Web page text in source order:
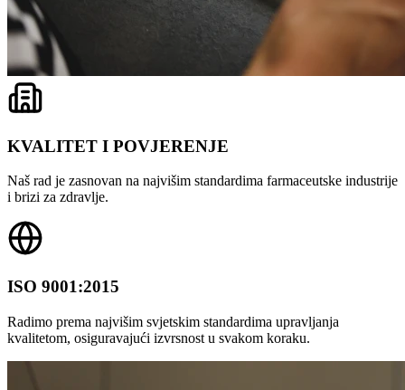
KVALITET I POVJERENJE
Naš rad je zasnovan na najvišim standardima farmaceutske industrije
i brizi za zdravlje.
ISO 9001:2015
Radimo prema najvišim svjetskim standardima upravljanja
kvalitetom, osiguravajući izvrsnost u svakom koraku.